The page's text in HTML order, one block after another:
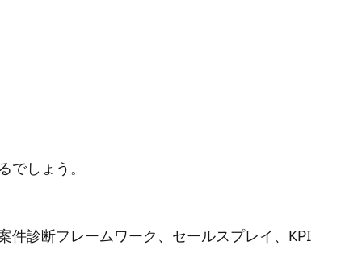
しょう。
件診断フレームワーク、セールスプレイ、KPI